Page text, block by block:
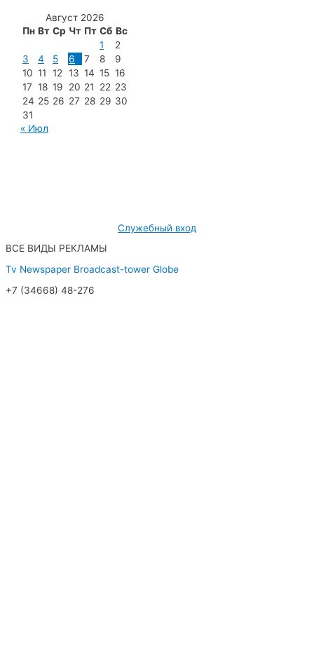
Август 2026
Пн Вт Ср Чт Пт Сб Вс
1
2
3
4 5 6 7 8
9
10 11 12 13 14 15 16
17 18 19 20 21 22 23
24 25 26 27 28 29 30
31
« Июл
Служебный вход
ВСЕ ВИДЫ РЕКЛАМЫ
Tv Newspaper Broadcast-tower Globe
+7 (34668) 48-276